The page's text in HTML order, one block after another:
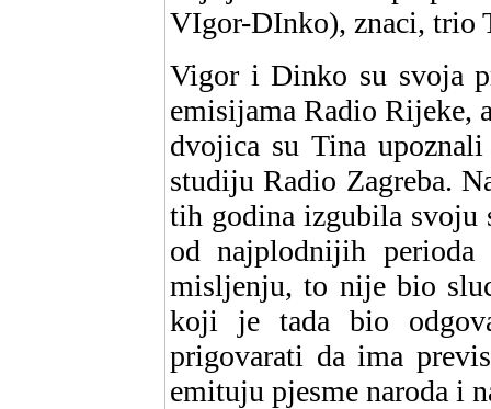
VIgor-DInko), znaci, trio
Vigor i Dinko su svoja
emisijama Radio Rijeke,
dvojica su Tina
studiju Radio Zagreba.
tih godina izgubila svoju
od najplodnijih
misljenju, to nije bio
koji je tada bio
prigovarati da ima
emituju pjesme naroda i